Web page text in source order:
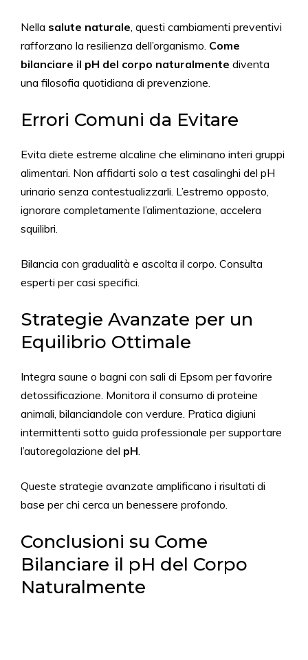
Nella salute naturale, questi cambiamenti preventivi
rafforzano la resilienza dell’organismo. Come
bilanciare il pH del corpo naturalmente diventa
una filosofia quotidiana di prevenzione.
Errori Comuni da Evitare
Evita diete estreme alcaline che eliminano interi gruppi
alimentari. Non affidarti solo a test casalinghi del pH
urinario senza contestualizzarli. L’estremo opposto,
ignorare completamente l’alimentazione, accelera
squilibri.
Bilancia con gradualità e ascolta il corpo. Consulta
esperti per casi specifici.
Strategie Avanzate per un
Equilibrio Ottimale
Integra saune o bagni con sali di Epsom per favorire
detossificazione. Monitora il consumo di proteine
animali, bilanciandole con verdure. Pratica digiuni
intermittenti sotto guida professionale per supportare
l’autoregolazione del pH.
Queste strategie avanzate amplificano i risultati di
base per chi cerca un benessere profondo.
Conclusioni su Come
Bilanciare il pH del Corpo
Naturalmente